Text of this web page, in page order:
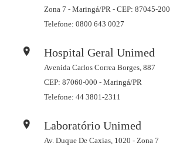
Zona 7 - Maringá/PR - CEP: 87045-200
Telefone: 0800 643 0027
Hospital Geral Unimed
Avenida Carlos Correa Borges, 887
CEP: 87060-000 - Maringá/PR
Telefone: 44 3801-2311
Laboratório Unimed
Av. Duque De Caxias, 1020 - Zona 7